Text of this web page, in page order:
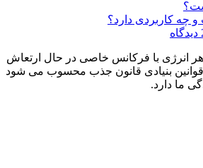
چه کاربردی دارد؟
انرژی با فرکانس خاصی در حال ارتعاش
قوانین بنیادی قانون جذب محسوب می شود
ما دارد.